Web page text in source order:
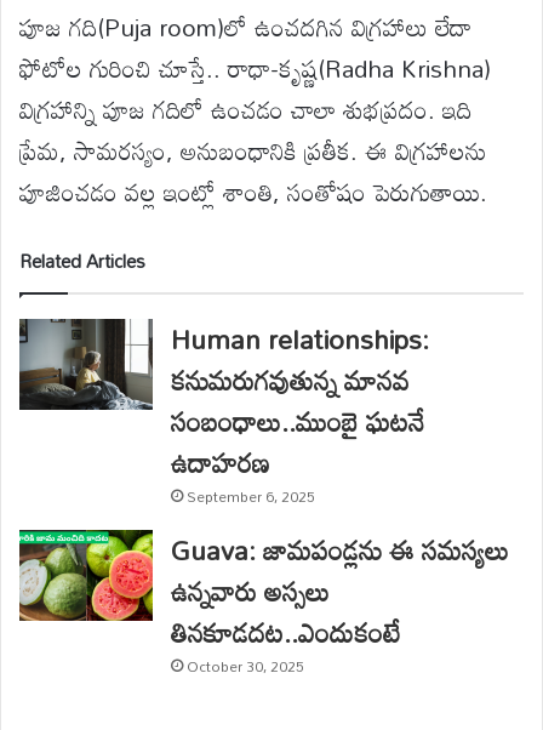
పూజ గది(Puja room)లో ఉంచదగిన విగ్రహాలు లేదా
ఫోటోల గురించి చూస్తే.. రాధా-కృష్ణ(Radha Krishna)
విగ్రహాన్ని పూజ గదిలో ఉంచడం చాలా శుభప్రదం. ఇది
ప్రేమ, సామరస్యం, అనుబంధానికి ప్రతీక. ఈ విగ్రహాలను
పూజించడం వల్ల ఇంట్లో శాంతి, సంతోషం పెరుగుతాయి.
Related Articles
Human relationships:
కనుమరుగవుతున్న మానవ
సంబంధాలు..ముంబై ఘటనే
ఉదాహరణ
September 6, 2025
Guava: జామపండ్లను ఈ సమస్యలు
ఉన్నవారు అస్సలు
తినకూడదట..ఎందుకంటే
October 30, 2025